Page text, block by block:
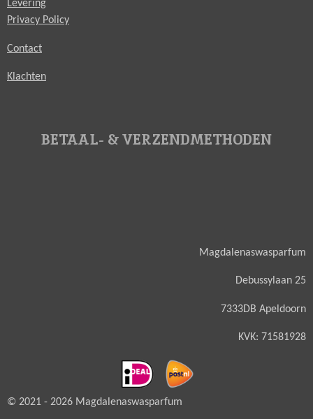
Levering
Privacy Policy
Contact
Klachten
BETAAL- & VERZENDMETHODEN
Magdalenaswasparfum
Debussylaan 25
7333DB Apeldoorn
KVK: 71581928
© 2021 - 2026 Magdalenaswasparfum